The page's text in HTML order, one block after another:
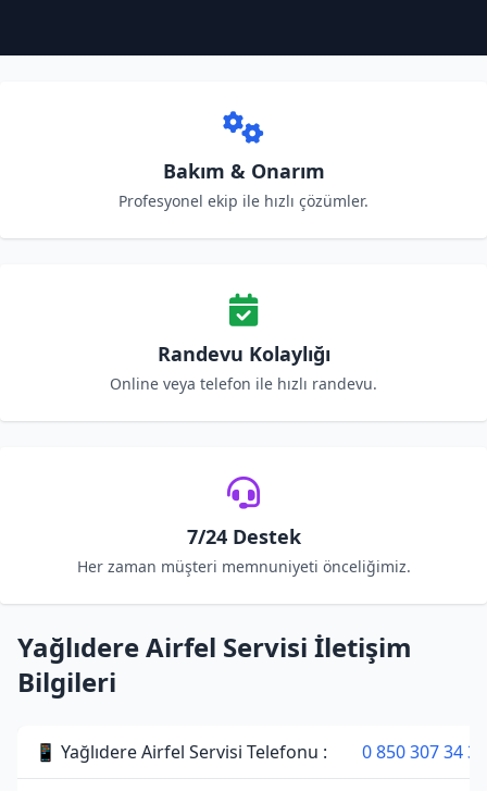
Bakım & Onarım
Profesyonel ekip ile hızlı çözümler.
Randevu Kolaylığı
Online veya telefon ile hızlı randevu.
7/24 Destek
Her zaman müşteri memnuniyeti önceliğimiz.
Yağlıdere Airfel Servisi İletişim
Bilgileri
📱 Yağlıdere Airfel Servisi Telefonu : 0 850 307 34 38